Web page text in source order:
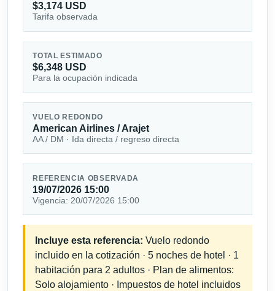
$3,174 USD
Tarifa observada
TOTAL ESTIMADO
$6,348 USD
Para la ocupación indicada
VUELO REDONDO
American Airlines / Arajet
AA / DM · Ida directa / regreso directa
REFERENCIA OBSERVADA
19/07/2026 15:00
Vigencia: 20/07/2026 15:00
Incluye esta referencia: Vuelo redondo
incluido en la cotización · 5 noches de hotel · 1
habitación para 2 adultos · Plan de alimentos:
Solo alojamiento · Impuestos de hotel incluidos